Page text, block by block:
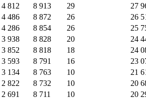
4 812 8 913 29
27
4 486 8 872 26
26
4 286 8 854 26
25
3 938 8 828 20
24
3 852 8 818 18
24
3 593 8 791 16
23
3 134 8 763 10
21
2 822 8 732 10
20
2 691 8 711 10
20